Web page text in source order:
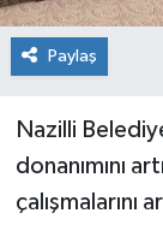
Paylaş
Nazilli
donanımını
çalışmalarını